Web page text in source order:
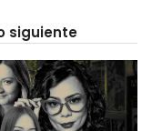
siguiente